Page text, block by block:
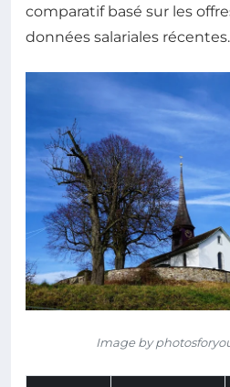
comparatif basé sur les
données salariales récentes.
Image by